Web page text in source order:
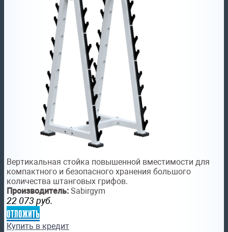
Вертикальная стойка повышенной вместимости для
компактного и безопасного хранения большого
количества штанговых грифов.
Производитель: Sabirgym
22 073 руб.
отложить
Купить в кредит